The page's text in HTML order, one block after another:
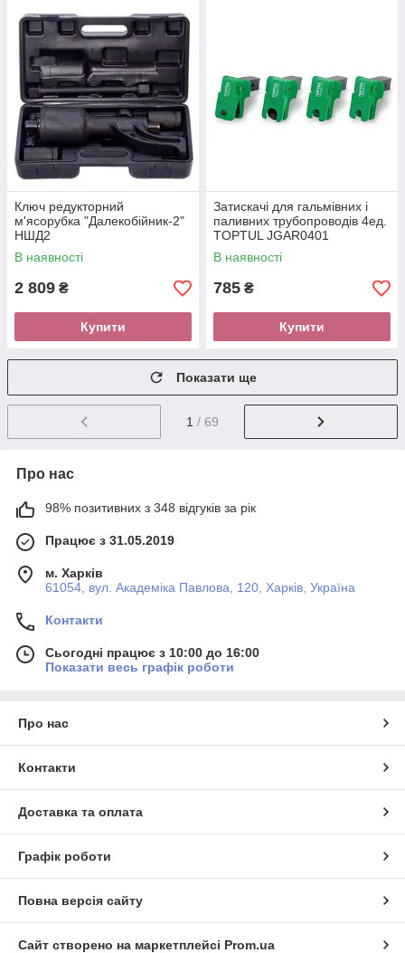
Ключ редукторний
м'ясорубка "Далекобійник-2"
НШД2
В наявності
2 809 ₴
Купити
Затискачі для гальмівних і
паливних трубопроводів 4ед.
TOPTUL JGAR0401
В наявності
785 ₴
Купити
Показати ще
1 / 69
Про нас
98% позитивних з 348 відгуків за рік
Працює з 31.05.2019
м. Харків
61054, вул. Академіка Павлова, 120, Харків, Україна
Контакти
Сьогодні працює з 10:00 до 16:00
Показати весь графік роботи
Про нас
Контакти
Доставка та оплата
Графік роботи
Повна версія сайту
Сайт створено на маркетплейсі Prom.ua